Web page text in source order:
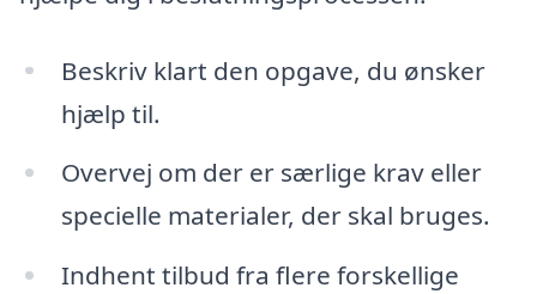
Beskriv klart den opgave, du ønsker
hjælp til.
Overvej om der er særlige krav eller
specielle materialer, der skal bruges.
Indhent tilbud fra flere forskellige